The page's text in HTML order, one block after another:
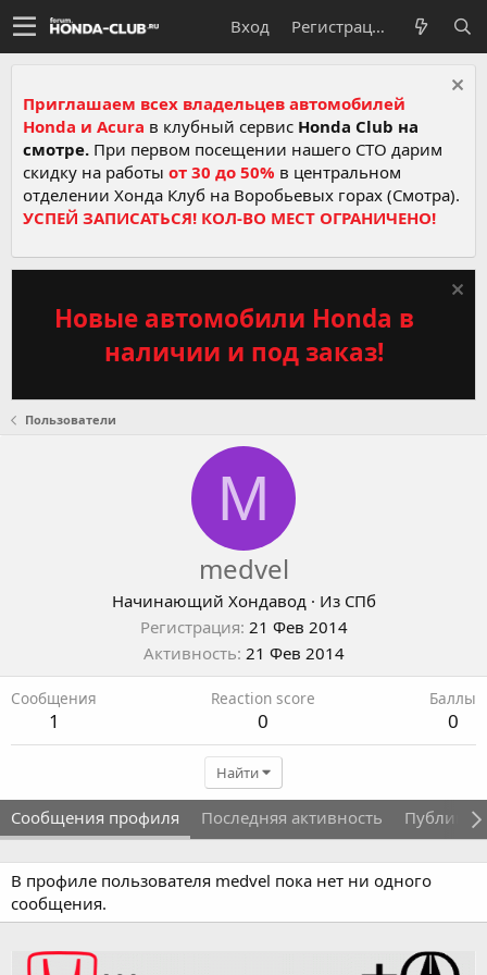
Вход Регистрация
Приглашаем всех владельцев автомобилей
Honda и Acura в клубный сервис Honda Club на
смотре. При первом посещении нашего СТО дарим
скидку на работы от 30 до 50% в центральном
отделении Хонда Клуб на Воробьевых горах (Смотра).
УСПЕЙ ЗАПИСАТЬСЯ! КОЛ-ВО МЕСТ ОГРАНИЧЕНО!
Новые автомобили Honda в
наличии и под заказ!
Пользователи
M
medvel
Начинающий Хондавод · Из СПб
Регистрация 21 Фев 2014
Активность 21 Фев 2014
Сообщения
1
Reaction score
0
Баллы
0
Найти
Сообщения профиля Последняя активность
В профиле пользователя medvel пока нет ни одного
сообщения.